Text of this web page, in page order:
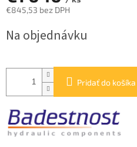
€845,53 bez DPH
cena:
Na objednávku
Pridať do košíka